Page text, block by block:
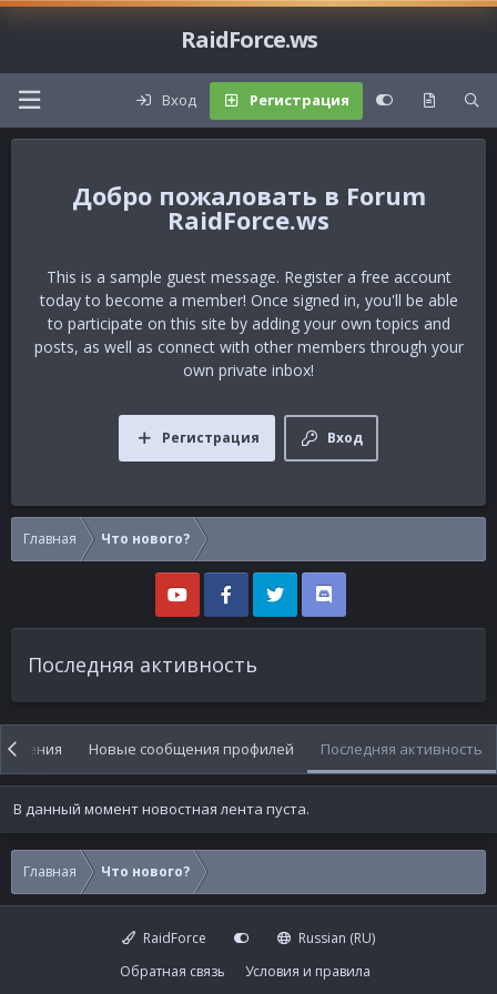
RaidForce.ws
Вход Регистрация
Forum
RaidForce.ws
This is a sample guest message. Register a free account
today to become a member! Once signed in, you'll be able
to participate on this site by adding your own topics and
posts, as well as connect with other members through your
own private inbox!
Вход
Регистрация
Главная Что нового?
Последняя активность
Новые сообщения профилей Последняя активность
В данный момент новостная лента пуста.
Главная Что нового?
RaidForce
Russian (RU)
Обратная связь
Условия и правила